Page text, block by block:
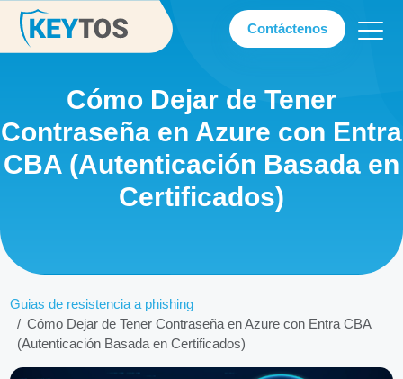
Contáctenos
Cómo Dejar de Tener
Contraseña en Azure con Entra
CBA (Autenticación Basada en
Certificados)
Guias de resistencia a phishing
Cómo Dejar de Tener Contraseña en Azure con Entra CBA
(Autenticación Basada en Certificados)